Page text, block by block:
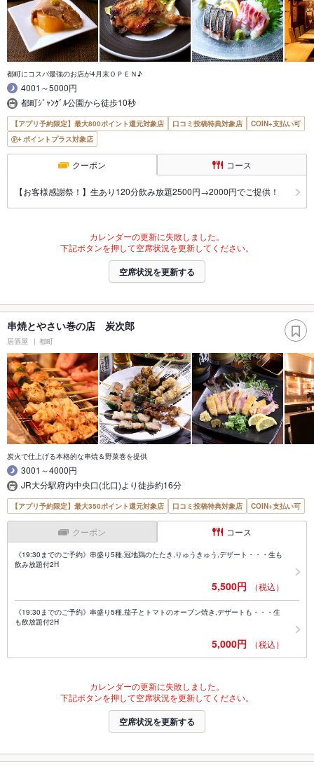
都町にコスパ最強のお店が4月末ＯＰＥＮ♪
4001～5000円
都町ｼﾞｬﾝｸﾞﾙ公園から徒歩10秒
【アプリ予約限定】最大800ポイント還元対象店 口コミ投稿特典対象店
COIN+支払い可
ポイントプラス対象店
クーポン コース
【お客様感謝祭！】生あり120分飲み放題2500円→2000円でご提供！
カレンダーの更新に失敗しました。
下記ボタンを押して空席状況を更新してください。
空席状況を更新する
串焼とやさい巻の店 炭次郎
居酒屋 都町
炭火で仕上げる本格的な串焼＆野菜巻を提供
3001～4000円
JR大分駅府内中央口(北口)より徒歩約16分
【アプリ予約限定】最大350ポイント還元対象店 口コミ投稿特典対象店 COIN+支払い可
クーポン コース
《19:30までのご予約》串盛り5種,冠地鶏のたたき,りゅうきゅう,デザート・・・生も
飲み放題付2H
5,500円 （税込）
《19:30までのご予約》串盛り5種,茄子とトマトのオーブン焼き,デザートも・・・生
も飲放題付2H
5,000円 （税込）
カレンダーの更新に失敗しました。
下記ボタンを押して空席状況を更新してください。
空席状況を更新する